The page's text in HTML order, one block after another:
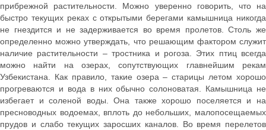
прибрежной растительности. Можно уверенно говорить, что на
быстро текущих реках с открытыми берегами камышница никогда
не гнездится и не задерживается во время пролетов. Столь же
определенно можно утверждать, что решающим фактором служит
наличие растительности – тростника и рогоза. Этих птиц всегда
можно найти на озерах, сопутствующих главнейшим рекам
Узбекистана. Как правило, такие озера – старицы летом хорошо
прогреваются и вода в них обычно солоноватая. Камышница не
избегает и соленой воды. Она также хорошо поселяется и на
пресноводных водоемах, вплоть до небольших, малопосещаемых
прудов и слабо текущих заросших каналов. Во время перелетов